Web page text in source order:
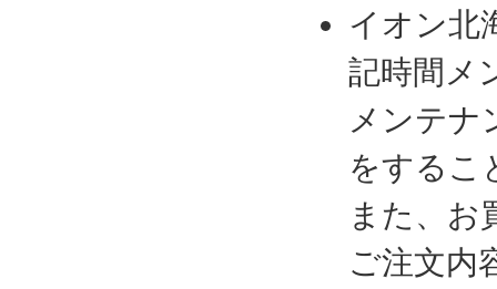
イオン北
記時間メ
メンテナ
をするこ
また、お
ご注文内